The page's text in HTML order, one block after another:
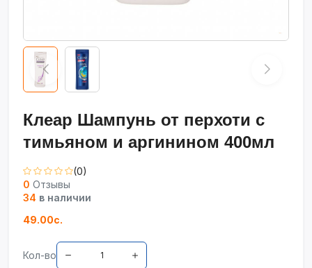
Клеар Шампунь от перхоти с
тимьяном и аргинином 400мл
(0)
0 Отзывы
34 в наличии
49.00с.
Кол-во